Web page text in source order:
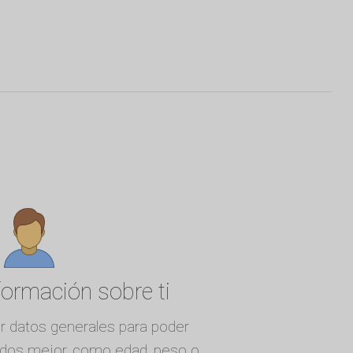
sobre ti
datos generales para poder